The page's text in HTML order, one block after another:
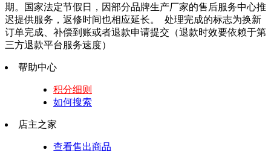
期。国家法定节假日，因部分品牌生产厂家的售后服务中心推
迟提供服务，返修时间也相应延长。  处理完成的标志为换新
订单完成、补偿到账或者退款申请提交（退款时效要依赖于第
三方退款平台服务速度）
帮助中心
积分细则
如何搜索
店主之家
查看售出商品